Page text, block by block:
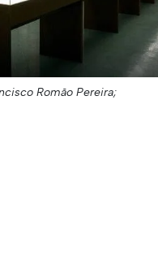
Romão Pereira;